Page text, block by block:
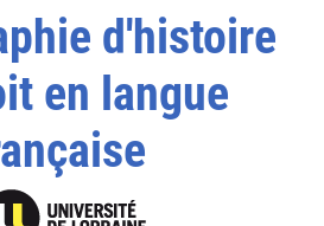
d'histoire
en langue